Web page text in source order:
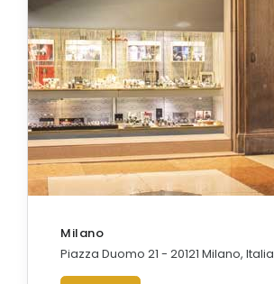
Milano
Piazza Duomo 21 - 20121 Milano, Italia